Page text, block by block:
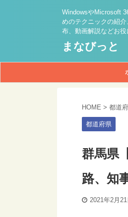
WindowsやMicrosoft
めのテクニックの紹
布、動画解説などお役
まなびっと
HOME > 都道
都道府県
群馬県
路、知
2021年2月21